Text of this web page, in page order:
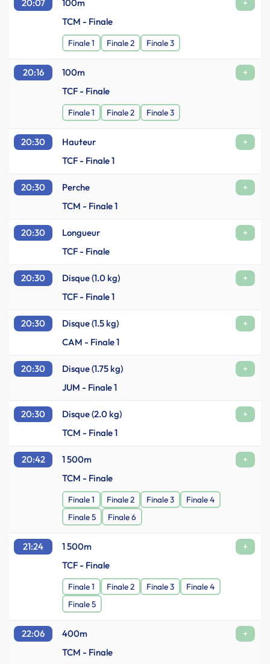
20:07 100m
+
TCM - Finale
Finale 1 Finale 2 Finale 3
20:16 100m
+
TCF - Finale
Finale 1 Finale 2 Finale 3
20:30 Hauteur
+
TCF - Finale 1
20:30 Perche
+
TCM - Finale 1
20:30 Longueur
+
TCF - Finale
20:30 Disque (1.0 kg)
+
TCF - Finale 1
20:30 Disque (1.5 kg)
+
CAM - Finale 1
20:30 Disque (1.75 kg)
+
JUM - Finale 1
20:30 Disque (2.0 kg)
+
TCM - Finale 1
20:42 1 500m
+
TCM - Finale
Finale 1 Finale 2 Finale 3
Finale 4
Finale 5
Finale 6
21:24 1 500m
+
TCF - Finale
Finale 1 Finale 2 Finale 3
Finale 4
Finale 5
22:06 400m
+
TCM - Finale